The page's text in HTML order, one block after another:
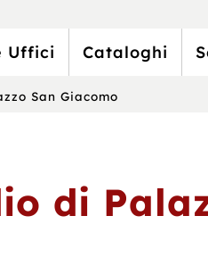
Uffici Cataloghi
San Giacomo
di